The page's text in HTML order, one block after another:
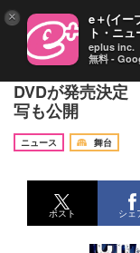
舞台ヒプマイ、
DVDが発売決
写も公開
ニュース
舞台
ポスト シェ
× e＋(イー
ト・ニ
eplus inc.
無料 -